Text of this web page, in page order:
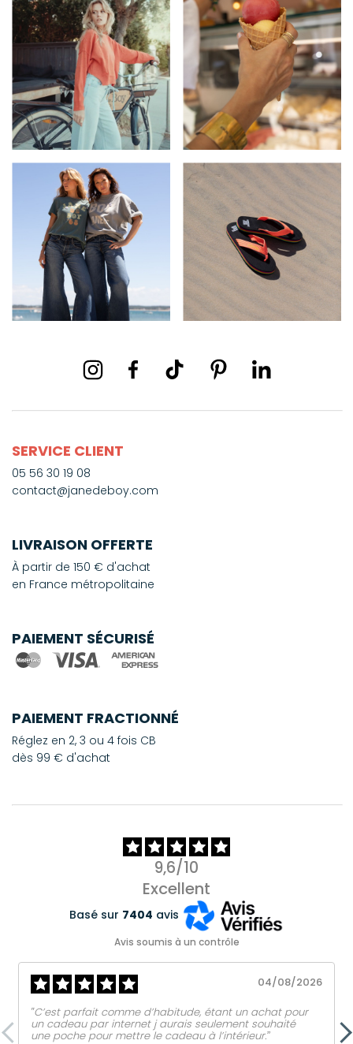
SERVICE CLIENT
05 56 30 19 08
contact@janedeboy.com
LIVRAISON OFFERTE
À partir de 150 € d'achat
en France métropolitaine
PAIEMENT SÉCURISÉ
PAIEMENT FRACTIONNÉ
Réglez en 2, 3 ou 4 fois CB
dès 99 € d'achat
9,6/10
Excellent
Basé sur 7404 avis
Avis soumis à un contrôle
04/08/2026
‟C’est parfait comme d’habitude, étant un achat pour
un cadeau par internet j aurais seulement souhaité
une poche pour mettre le cadeau à l’intérieur.ˮ